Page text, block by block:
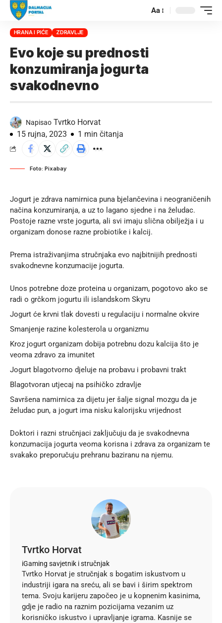
Aa
HRANA I PIĆE ZDRAVLJE
Evo koje su prednosti
konzumiranja jogurta
svakodnevno
Napisao Tvrtko Horvat
15 rujna, 2023
1 min čitanja
Foto: Pixabay
Jogurt je zdrava namirnica puna bjelančevina i neograničenih
načina konzumiranja, a uz to lagano sjedne i na želudac.
Postoje razne vrste jogurta, ali svi imaju slična obilježja i u
organizam donose razne probiotike i kalcij.
Prema istraživanjima stručnjaka evo najbitnijih prednosti
svakodnevne konzumacije jogurta.
Unos potrebne doze proteina u organizam, pogotovo ako se
radi o grčkom jogurtu ili islandskom Skyru
Jogurt će krvni tlak dovesti u regulaciju i normalne okvire
Smanjenje razine kolesterola u organizmu
Kroz jogurt organizam dobija potrebnu dozu kalcija što je
veoma zdravo za imunitet
Jogurt blagotvorno djeluje na probavu i probavni trakt
Blagotvoran utjecaj na psihičko zdravlje
Savršena namirnica za dijetu jer šalje signal mozgu da je
želudac pun, a jogurt ima nisku kalorijsku vrijednost
Doktori i razni stručnjaci zaključuju da je svakodnevna
konzumacija jogurta veoma korisna i zdrava za organizam te
svakako preporučuju prehranu baziranu na njemu.
Tvrtko Horvat
iGaming savjetnik i stručnjak
Tvrtko Horvat je stručnjak s bogatim iskustvom u
industriji igara na sreću, ali se bavi i širim spektrom
tema. Svoju karijeru započeo je u kopnenim kasinima,
gdje je radio na raznim pozicijama vezanim uz
korisničko iskustvo i upravljanje igrama. Kasnije se